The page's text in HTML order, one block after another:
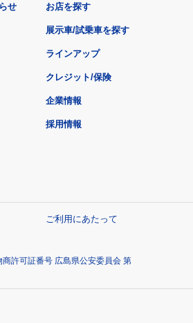
せ お店を探す
展示車/試乗車を探す
ラインアップ
クレジット/保険
企業情報
採用情報
ご利用にあたって
許可証番号 広島県公安委員会 第